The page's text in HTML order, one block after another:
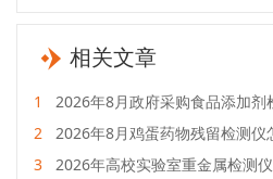
相关文章
1
2026年8月政府采购食品添加剂
2
2026年8月鸡蛋药物残留检测仪
3
2026年高校实验室重金属检测